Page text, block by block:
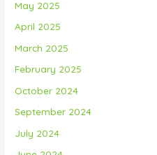
May 2025
April 2025
March 2025
February 2025
October 2024
September 2024
July 2024